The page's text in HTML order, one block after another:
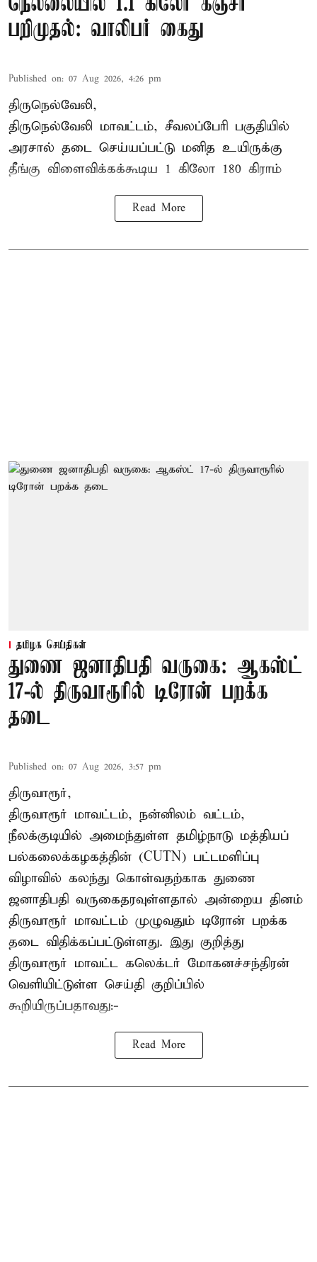
பறிமுதல்: வாலிபர் கைது
Published on: 07 Aug 2026, 4:26 pm
திருநெல்வேலி,
திருநெல்வேலி மாவட்டம், சீவலப்பேரி பகுதியில்
அரசால் தடை செய்யப்பட்டு மனித உயிருக்கு
தீங்கு விளைவிக்கக்கூடிய 1 கிலோ 180 கிராம்
Read More
தமிழக செய்திகள்
துணை ஜனாதிபதி வருகை: ஆகஸ்ட்
17-ல் திருவாரூரில் டிரோன் பறக்க
தடை
Published on: 07 Aug 2026, 3:57 pm
திருவாரூர்,
திருவாரூர் மாவட்டம், நன்னிலம் வட்டம்,
நீலக்குடியில் அமைந்துள்ள தமிழ்நாடு மத்தியப்
பல்கலைக்கழகத்தின் (CUTN) பட்டமளிப்பு
விழாவில் கலந்து கொள்வதற்காக துணை
ஜனாதிபதி வருகைதரவுள்ளதால் அன்றைய தினம்
திருவாரூர் மாவட்டம் முழுவதும் டிரோன் பறக்க
தடை விதிக்கப்பட்டுள்ளது. இது குறித்து
திருவாரூர் மாவட்ட கலெக்டர் மோகனச்சந்திரன்
வெளியிட்டுள்ள செய்தி குறிப்பில்
கூறியிருப்பதாவது:-
Read More